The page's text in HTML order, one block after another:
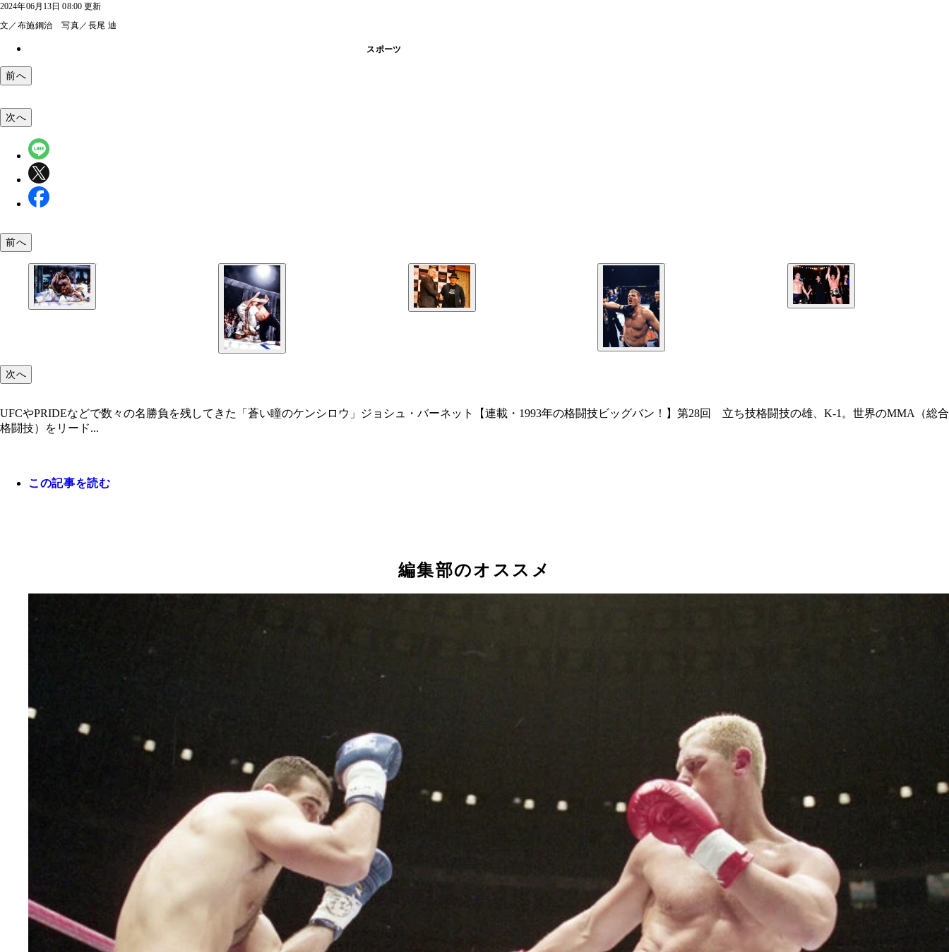
2024年06月13日 08:00 更新
文／布施鋼治 写真／長尾 迪
スポーツ
前へ
過酷にも程がある16人制ワンデートーナメントで、凄惨な場面が続出した『UFC2』
6月22日の「ブラッドスポーツ 武士道」日本大会に出場するジョシュ・バーネットと鈴木みのる（撮影／布施鋼治）
2002年3月、UFC5戦目でUFC世界ヘビー級王者ランディ・クートゥア（左）を破り、24歳の若さでベルトを巻いたジョシュ
次へ
前へ
次へ
UFCやPRIDEなどで数々の名勝負を残してきた「蒼い瞳のケンシロウ」ジョシュ・バーネット【連載・1993年の格闘技ビッグバン！】第28回 立ち技格闘技の雄、K-1。世界のMMA（総合
格闘技）をリード...
この記事を読む
編集部のオススメ